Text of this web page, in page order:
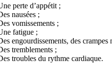
perte d’appétit ;
nausées ;
vomissements ;
fatigue ;
engourdissements, des crampes
tremblements ;
troubles du rythme cardiaque.